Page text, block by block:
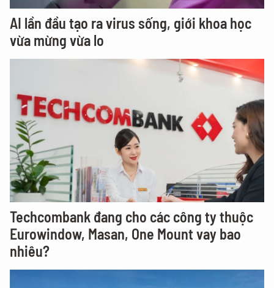
AI lần đầu tạo ra virus sống, giới khoa học
vừa mừng vừa lo
Techcombank đang cho các công ty thuộc
Eurowindow, Masan, One Mount vay bao
nhiêu?